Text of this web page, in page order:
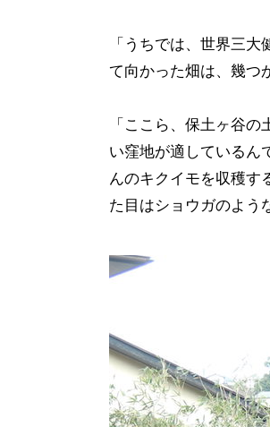
「うちでは、世界三
て向かった畑は、幾つ
「ここら、保土ヶ谷
い窪地が適しているん
んのキクイモを収穫す
た目はショウガのよう